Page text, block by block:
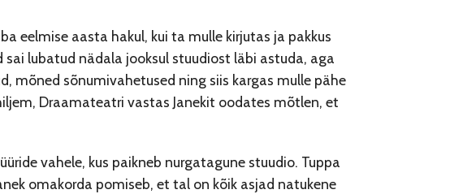
eelmise aasta hakul, kui ta mulle kirjutas ja pakkus
sai lubatud nädala jooksul stuudiost läbi astuda, aga
mõned sõnumivahetused ning siis kargas mulle pähe
Draamateatri vastas Janekit oodates mõtlen, et
vahele, kus paikneb nurgatagune stuudio. Tuppa
omakorda pomiseb, et tal on kõik asjad natukene